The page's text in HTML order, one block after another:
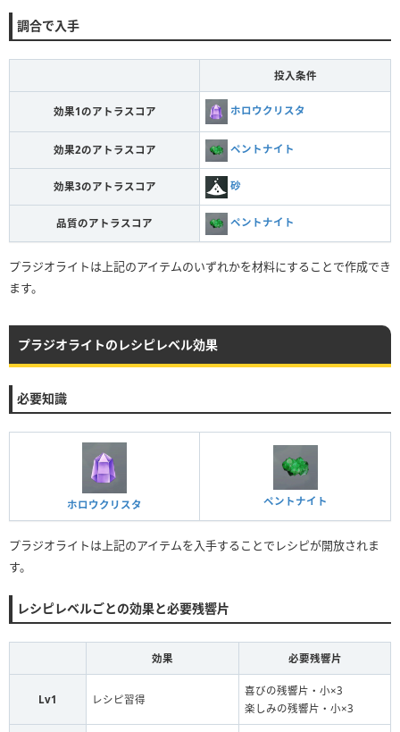
調合で入手
投入条件
効果1のアトラスコア ホロウクリスタ
効果2のアトラスコア ペントナイト
効果3のアトラスコア 砂
品質のアトラスコア ペントナイト
プラジオライトは上記のアイテムのいずれかを材料にすることで作成でき
ます。
プラジオライトのレシピレベル効果
必要知識
ホロウクリスタ ペントナイト
プラジオライトは上記のアイテムを入手することでレシピが開放されま
す。
レシピレベルごとの効果と必要残響片
効果 必要残響片
Lv1 レシピ習得
喜びの残響片・小×3
楽しみの残響片・小×3